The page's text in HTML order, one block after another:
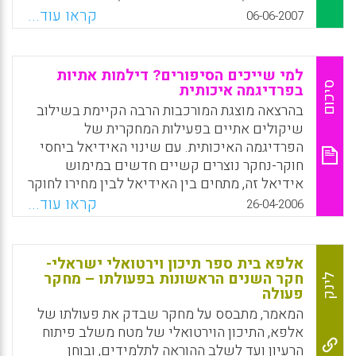
מול טובת הכלל בכיתה; זכות התלמיד לפרטיות;
מפגש בין השקפות עולם שונות; יחסי צוות
חינוכי-הורים; יחסי מורים עמיתים. בכל אחד
מהשערים הקוראים מעמידים עצמם לנוכח ניסיון
הזולת ושואלים במה הדברים נוגעים לו
ולבתי-הספר שלהם בעוד הדילמות נבחנות
בביקורתיות ונקשרות אל מושגים עיוניים. (נעמה
צבר בן- יהושע, לירון דושניק, גדי ביאליק)
WhatsApp
Facebook
Email
X
06-06-2007 קראו עוד...
סיכום
למי שייכים הסיפורים? דילמות אתיות
בפרדיגמה איכותית
בהרצאה מוצגת המורכבות הרבה הקיימת בשילוב
שיקולים אתיים בפעילות המחקרית של
הפרדיגמה האיכותית. עם שינוי האידיאל ביחסי
חוקר-נחקר נוצרים קשיים חדשים במימוש
אידיאל זה, מתחים בין האידיאל לבין מחירו לחוקר
ולעולם המחקר וסכנות חדשות עבור
הנחקרים.נשאלת השאלה – למי הבעלות על נתוני
המחקר? בידי מי הסמכות לפרשם? בעוד
שאפשר להתרשם כי שמירה על אוטונומיית
המשתתף ומניעת נזק כמו גם חתירה לשמירה על
כבודו ועל הדדיות הולכים ומשתרשים במערכת
היחסים האידיאלית לחוקר-נחקר בעבודת השדה
ואיסוף הנתונים, הרי שאי הבהירות מאפיינת את
תקפות איכויות אלה לשלבים המאוחרים יותר של
26-04-2006 קראו עוד...
לינק
אלפא בית ספר תיכון וירטואלי ישראלי-
חקר השנים הראשונות בפעולתו – מחקר
פעולה
המאמר, מתבסס על מחקר שבדק את פעולתו של
אלפא, התיכון הוירטואלי של מטח משלב פיתוח
הרעיון ועד לשלב ההוראה לתלמידים, ובוחן